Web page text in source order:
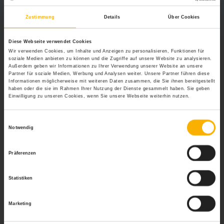
Zustimmung Details Über Cookies
Diese Webseite verwendet Cookies
Wir verwenden Cookies, um Inhalte und Anzeigen zu personalisieren, Funktionen für
soziale Medien anbieten zu können und die Zugriffe auf unsere Website zu analysieren.
Außerdem geben wir Informationen zu Ihrer Verwendung unserer Website an unsere
Partner für soziale Medien, Werbung und Analysen weiter. Unsere Partner führen diese
Informationen möglicherweise mit weiteren Daten zusammen, die Sie ihnen bereitgestellt
haben oder die sie im Rahmen Ihrer Nutzung der Dienste gesammelt haben. Sie geben
Einwilligung zu unseren Cookies, wenn Sie unsere Webseite weiterhin nutzen.
Notwendig
Präferenzen
Statistiken
Marketing
Krankenzusatzversicherung-Vergleich können Sie die
Leistungen verschiedener Anbieter gegenüberstellen.
Worauf ist bei der Auswahl zu
achten?
Überlegen Sie vor Ihrer Entscheidung genau, was Ihnen
im Krankheitsfall besonders wichtig ist und welche
“Lücken” in der Versorgung Sie unbedingt schließen
Zusatzversicherung für das Krankenhaus wirklich
Zusatzversicherung? Oder legen Sie Ihre Priorität auf
Treffen Sie auf Basis Ihrer Wunschliste eine Vorauswahl,
denn jede Leistung kostet. Indem Sie auf für sich
überflüssige Leistungen verzichten, sparen Sie bares
Geld. Hier bietet es sich an, unverbindlich vor Abschluss